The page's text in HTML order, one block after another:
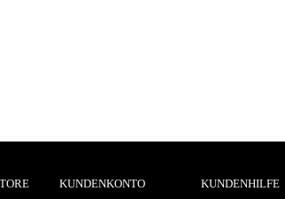
KUNDENKONTO KUNDENHILFE